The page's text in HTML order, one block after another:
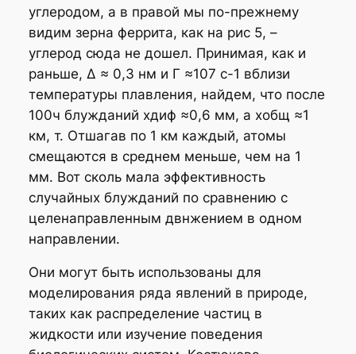
углеродом, а в правой мы по-прежнему
видим зерна феррита, как на рис 5, –
углерод сюда не дошел. Принимая, как и
раньше, ∆ ≈ 0,3 нм и Γ ≈107 с-1 вблизи
температуры плавления, найдем, что после
100ч блужданий xдиф ≈0,6 мм, а xобщ ≈1
км, т. Отшагав по 1 км каждый, атомы
смещаются в среднем меньше, чем на 1
мм. Вот сколь мала эффективность
случайных блужданий по сравнению с
целенаправленным двнжением в одном
направлении.
Они могут быть использованы для
моделирования ряда явлений в природе,
таких как распределение частиц в
жидкости или изучение поведения